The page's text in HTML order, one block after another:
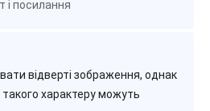
і посилання
відверті зображення, однак
такого характеру можуть